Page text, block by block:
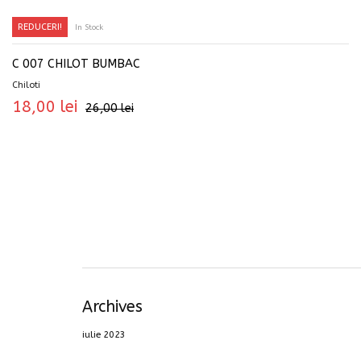
REDUCERI! In Stock
C 007 CHILOT BUMBAC
Chiloti
26,00lei
18,00 lei
Archives
iulie 2023